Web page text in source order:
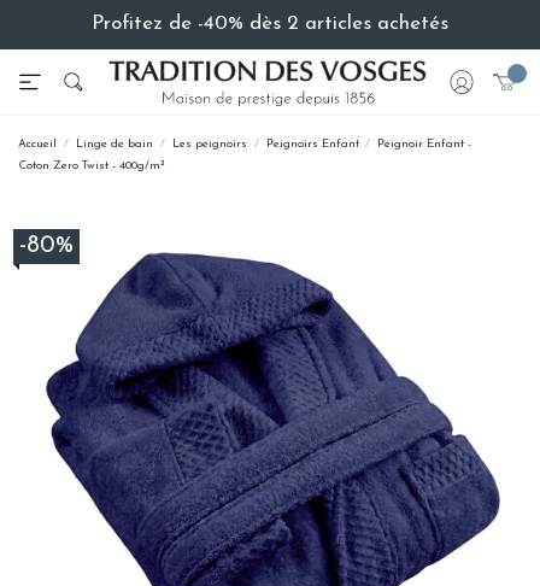
Profitez de -40% dès 2 articles achetés
Accueil Linge de bain Les peignoirs Peignoirs Enfant
Peignoir Enfant -
Coton Zero Twist - 400g/m²
-80%